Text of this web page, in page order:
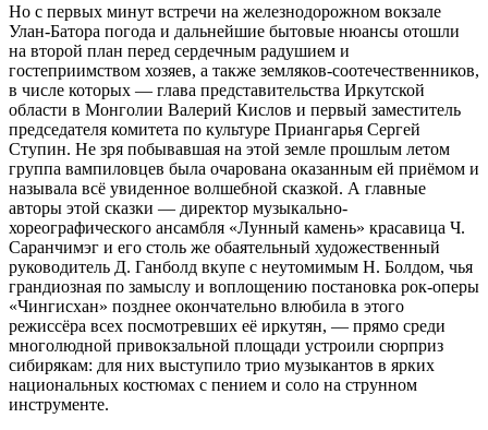
Но с первых минут встречи на железнодорожном вокзале
Улан-Батора погода и дальнейшие бытовые нюансы отошли
на второй план перед сердечным радушием и
гостеприимством хозяев, а также земляков-соотечественников,
в числе которых — глава представительства Иркутской
области в Монголии Валерий Кислов и первый заместитель
председателя комитета по культуре Приангарья Сергей
Ступин. Не зря побывавшая на этой земле прошлым летом
группа вампиловцев была очарована оказанным ей приёмом и
называла всё увиденное волшебной сказкой. А главные
авторы этой сказки — директор музыкально-
хореографического ансамбля «Лунный камень» красавица Ч.
Саранчимэг и его столь же обаятельный художественный
руководитель Д. Ганболд вкупе с неутомимым Н. Болдом, чья
грандиозная по замыслу и воплощению постановка рок-оперы
«Чингисхан» позднее окончательно влюбила в этого
режиссёра всех посмотревших её иркутян, — прямо среди
многолюдной привокзальной площади устроили сюрприз
сибирякам: для них выступило трио музыкантов в ярких
национальных костюмах с пением и соло на струнном
инструменте.